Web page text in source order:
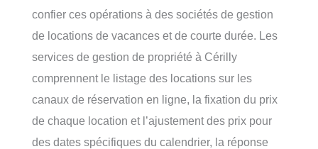
confier ces opérations à des sociétés de gestion
de locations de vacances et de courte durée. Les
services de gestion de propriété à Cérilly
comprennent le listage des locations sur les
canaux de réservation en ligne, la fixation du prix
de chaque location et l’ajustement des prix pour
des dates spécifiques du calendrier, la réponse